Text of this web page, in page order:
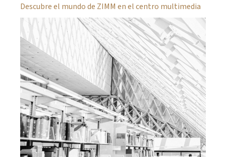
Descubre el mundo de ZIMM en el centro multimedia